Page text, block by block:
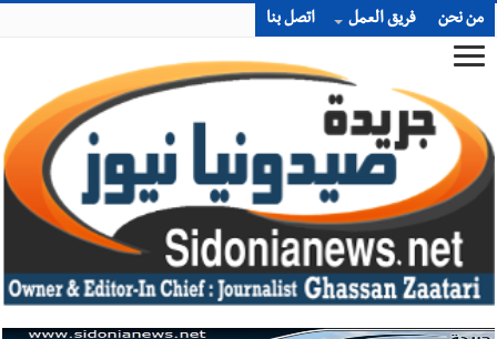
من نحن فريق العمل اتصل بنا